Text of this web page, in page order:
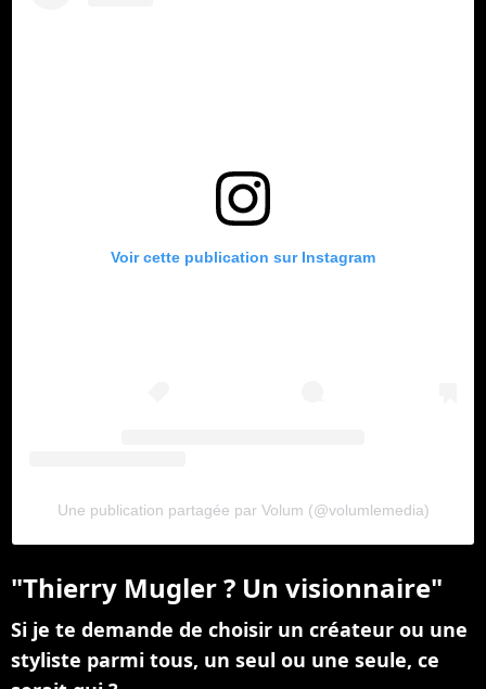
Voir cette publication sur Instagram
Une publication partagée par Volum (@volumlemedia)
"Thierry Mugler ? Un visionnaire"
Si je te demande de choisir un créateur ou une
styliste parmi tous, un seul ou une seule, ce